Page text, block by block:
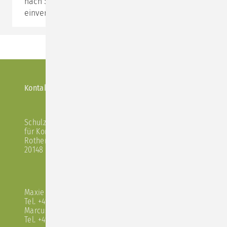
einverstanden.
Kontakt
Schulz von Thun Institut
für Kommunikation
Rothenbaumchaussee 20
20148 Hamburg
Maxie Schulz von Thun
Tel. +49 40 413 538 41
Marcus Poenisch
Tel. +49 40 413 525 94